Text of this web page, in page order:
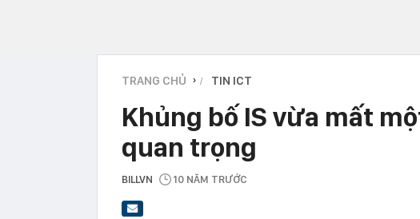
TRANG CHỦ › TIN ICT
Khủng bố IS vừa mất
quan trọng
BILLVN 10 NĂM TRƯỚC